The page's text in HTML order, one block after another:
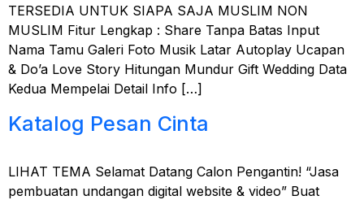
TERSEDIA UNTUK SIAPA SAJA MUSLIM NON
MUSLIM Fitur Lengkap : Share Tanpa Batas Input
Nama Tamu Galeri Foto Musik Latar Autoplay Ucapan
& Do’a Love Story Hitungan Mundur Gift Wedding Data
Kedua Mempelai Detail Info […]
Katalog Pesan Cinta
LIHAT TEMA Selamat Datang Calon Pengantin! “Jasa
pembuatan undangan digital website & video” Buat